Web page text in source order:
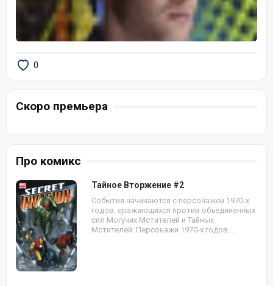
0
Скоро премьера
Про комикс
Тайное Вторжение #2
События начинаются с персонажей 1970-х
годов, сражающихся против объединенных
сил Могучих Мстителей и Тайных
Мстителей. Персонажи 1970-х годов...